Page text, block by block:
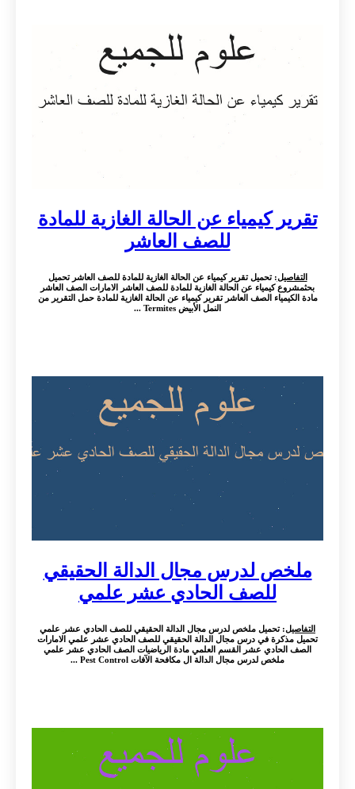
تقرير كيمياء عن الحالة الغازية للمادة
للصف العاشر
التفاصيل: تحميل تقرير كيمياء عن الحالة الغازية للمادة للصف العاشر تحميل
بحثمشروع كيمياء عن الحالة الغازية للمادة للصف العاشر الامارات الصف العاشر
مادة الكيمياء الصف العاشر تقرير كيمياء عن الحالة الغازية للمادة حمل التقرير من
النمل الأبيض Termites ...
ملخص لدرس مجال الدالة الحقيقي
للصف الحادي عشر علمي
التفاصيل: تحميل ملخص لدرس مجال الدالة الحقيقي للصف الحادي عشر علمي
تحميل مذكرة في درس مجال الدالة الحقيقي للصف الحادي عشر علمي الامارات
الصف الحادي عشر القسم العلمي مادة الرياضيات الصف الحادي عشر علمي
ملخص لدرس مجال الدالة ال مكافحة الآفات Pest Control ...